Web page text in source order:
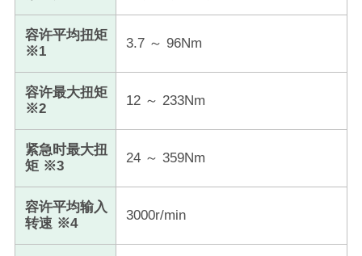
容许平均扭矩
※1
3.7 ～ 96Nm
容许最大扭矩
※2
12 ～ 233Nm
紧急时最大扭
矩 ※3
24 ～ 359Nm
容许平均输入
转速 ※4
3000r/min